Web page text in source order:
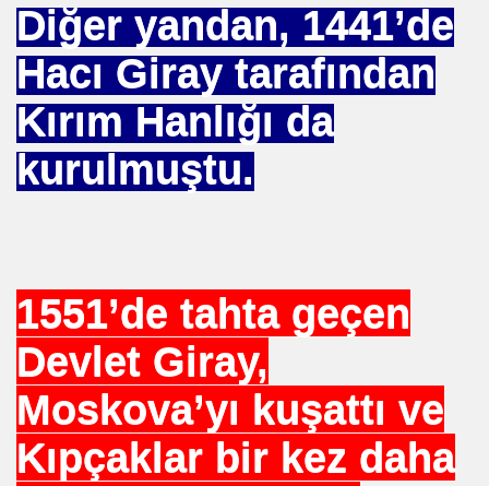
Diğer yandan, 1441’de
Hacı Giray tarafından
Kırım Hanlığı da
kurulmuştu.
1551’de tahta geçen
Devlet Giray,
Moskova’yı kuşattı ve
Kıpçaklar bir kez daha
ÇALIŞMA
. MEVLANA
SINEMAYI. ALLAH YOLUNDA KULLANDI
ATILIYOR
(2018)
olduk mu